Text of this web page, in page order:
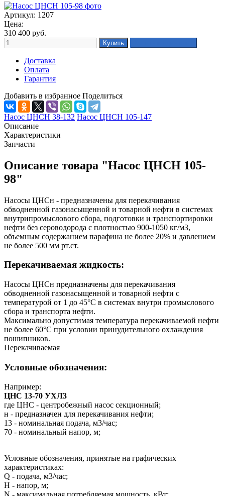
Артикул: 1207
Цена:
310 400 руб.
Доставка
Оплата
Гарантия
Добавить в избранное Поделиться
Насос ЦНСН 38-132 Насос ЦНСН 105-147
Описание
Характеристики
Запчасти
Описание товара "Насос ЦНСН 105-
98"
Насосы ЦНСн - предназначены для перекачивания
обводненной газонасыщенной и товарной нефти в системах
внутрипромыслового сбора, подготовки и транспортировки
нефти без сероводорода с плотностью 900-1050 кг/м3,
объемным содержанием парафина не более 20% и давлением
не более 500 мм рт.ст.
Перекачиваемая жидкость:
Насосы ЦНСн предназначены для перекачивания
обводненной газонасыщенной и товарной нефти с
температурой от 1 до 45°С в системах внутри промыслового
сбора и транспорта нефти.
Максимально допустимая температура перекачиваемой нефти
не более 60°С при условии принудительного охлаждения
пошипников.
Перекачиваемая
Условные обозначения:
Например:
ЦНС 13-70 УХЛ3
где ЦНС - центробежный насос секционный;
н - предназначен для перекачивания нефти;
13 - номинальная подача, м3/час;
70 - номинальный напор, м;
Условные обозначения, принятые на графических
характеристиках:
Q - подача, м3/час;
H - напор, м;
N - максимальная потребляемая мощность, кВт;